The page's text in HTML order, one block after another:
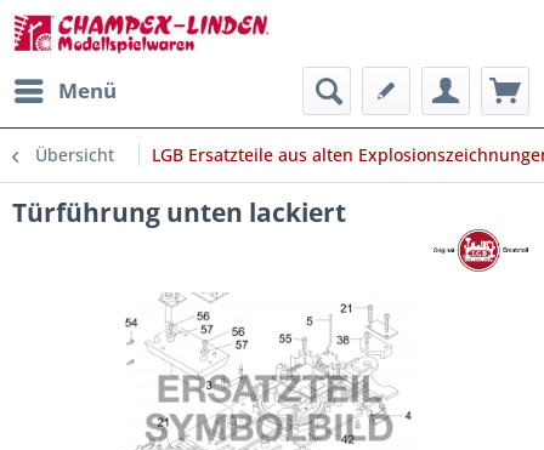
Menü
Übersicht LGB Ersatzteile aus alten
Türführung unten lackiert